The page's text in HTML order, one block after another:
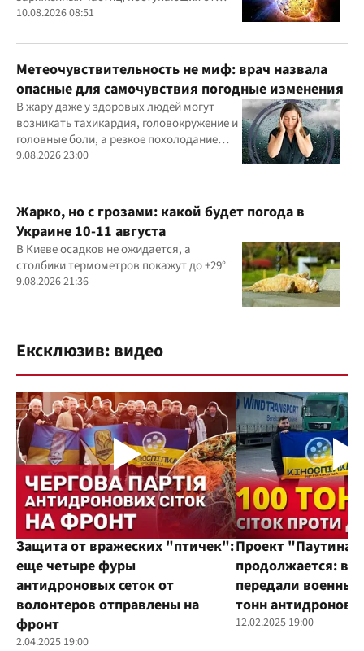
Солнца
10.08.2026 08:51
Метеочувствительность не миф: врач назвала
опасные для самочувствия погодные изменения
В жару даже у здоровых людей могут
возникать тахикардия, головокружение и
головные боли, а резкое похолодание
способно провоцировать спазм сосудов и
9.08.2026 23:00
Жарко, но с грозами: какой будет погода в
Украине 10-11 августа
В Киеве осадков не ожидается, а
столбики термометров покажут до +29°
9.08.2026 21:36
Ексклюзив: видео
Защита от вражеских "птичек":
еще четыре фуры
антидроновых сеток от
волонтеров отправлены на
фронт
2.04.2025 19:00
Проект "Паутина"
продолжается:
передали
тонн
12.02.2025 19:00